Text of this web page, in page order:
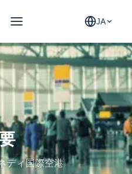
JA
ディ国際空港